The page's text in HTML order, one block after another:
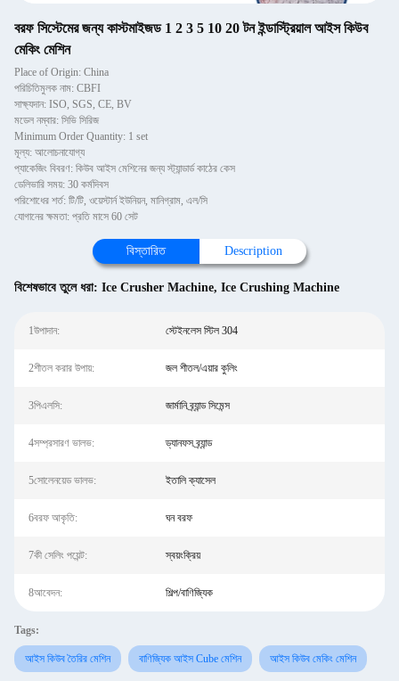
বরফ সিস্টেমের জন্য কাস্টমাইজড 1 2 3 5 10 20 টন ইন্ডাস্ট্রিয়াল আইস কিউব
মেকিং মেশিন
Place of Origin: China
পরিচিতিমুলক নাম: CBFI
সাক্ষ্যদান: ISO, SGS, CE, BV
মডেল নম্বার: সিভি সিরিজ
Minimum Order Quantity: 1 set
মূল্য: আলোচনাযোগ্য
প্যাকেজিং বিবরণ: কিউব আইস মেশিনের জন্য স্ট্যান্ডার্ড কাঠের কেস
ডেলিভারি সময়: 30 কর্মদিবস
পরিশোধের শর্ত: টি/টি, ওয়েস্টার্ন ইউনিয়ন, মানিগ্রাম, এল/সি
যোগানের ক্ষমতা: প্রতি মাসে 60 সেট
বিস্তারিত Description
বিশেষভাবে তুলে ধরা: Ice Crusher Machine, Ice Crushing Machine
1উপাদান: স্টেইনলেস স্টিল 304
2শীতল করার উপায়: জল শীতল/এয়ার কুলিং
3পিএলসি: জার্মানি ব্র্যান্ড সিমেন্স
4সম্প্রসারণ ভালভ: ড্যানফস ব্র্যান্ড
5সোলেনয়েড ভালভ: ইতালি ক্যাসেল
6বরফ আকৃতি: ঘন বরফ
7কী সেলিং পয়েন্ট: স্বয়ংক্রিয়
8আবেদন: শিল্প/বাণিজ্যিক
Tags:
আইস কিউব তৈরির মেশিন বাণিজ্যিক আইস Cube মেশিন আইস কিউব মেকিং মেশিন